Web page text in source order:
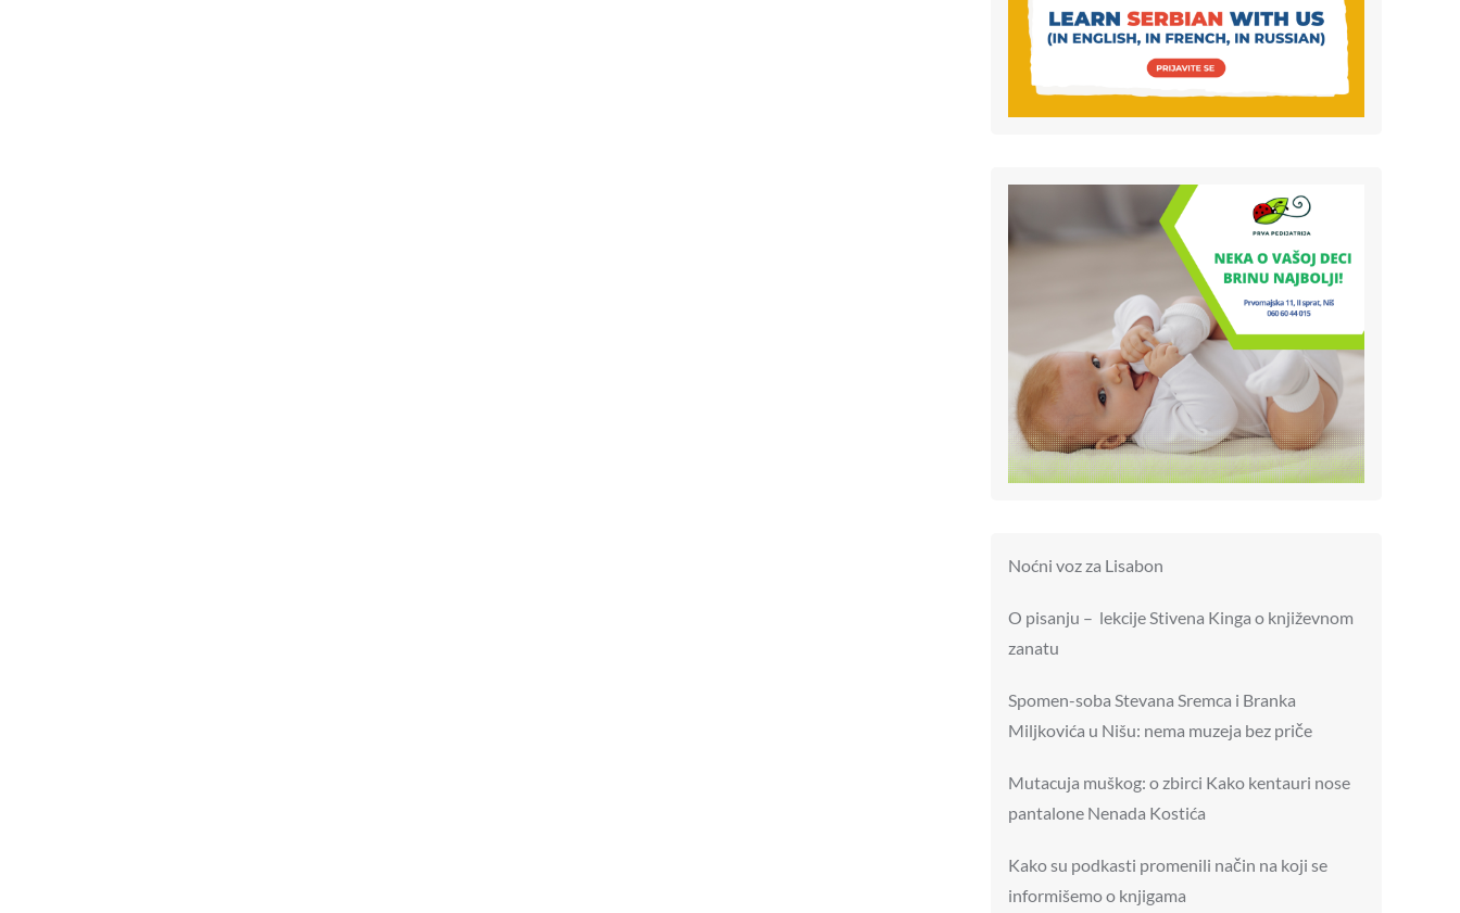
Noćni voz za Lisabon
O pisanju – lekcije Stivena Kinga o književnom
zanatu
Spomen-soba Stevana Sremca i Branka
Miljkovića u Nišu: nema muzeja bez priče
Mutacuja muškog: o zbirci Kako kentauri nose
pantalone Nenada Kostića
Kako su podkasti promenili način na koji se
informišemo o knjigama